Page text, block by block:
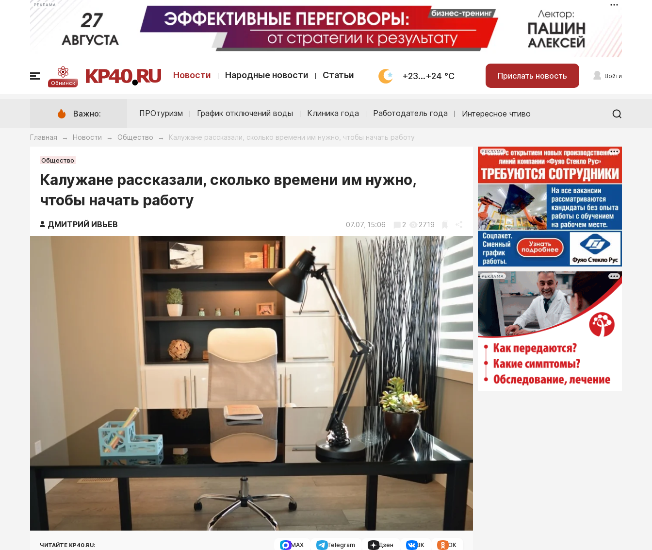
РЕКЛАМА
Обнинск
Новости Народные новости Статьи +23...+24 °С Прислать новость Войти
Важно: ПРОтуризм График отключений воды Клиника года Работодатель года Интересное чтиво
Главная → Новости → Общество → Калужане рассказали, сколько времени им нужно, чтобы начать работу
Общество
Калужане рассказали, сколько времени им нужно,
чтобы начать работу
ДМИТРИЙ ИВЬЕВ 07.07, 15:06 2 2719
ЧИТАЙТЕ KP40.RU: MAX Telegram Дзен ВК ОК
РЕКЛАМА
РЕКЛАМА